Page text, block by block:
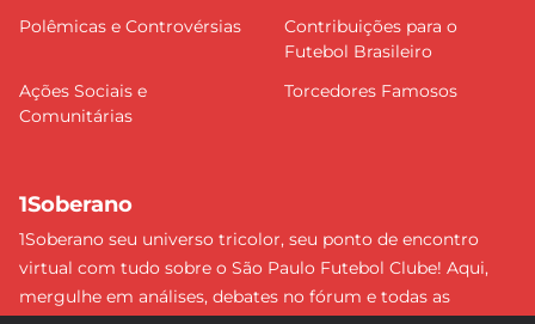
Polêmicas e Controvérsias
Contribuições para o
Futebol Brasileiro
Ações Sociais e
Comunitárias
Torcedores Famosos
1Soberano
1Soberano seu universo tricolor, seu ponto de encontro
virtual com tudo sobre o São Paulo Futebol Clube! Aqui,
mergulhe em análises, debates no fórum e todas as